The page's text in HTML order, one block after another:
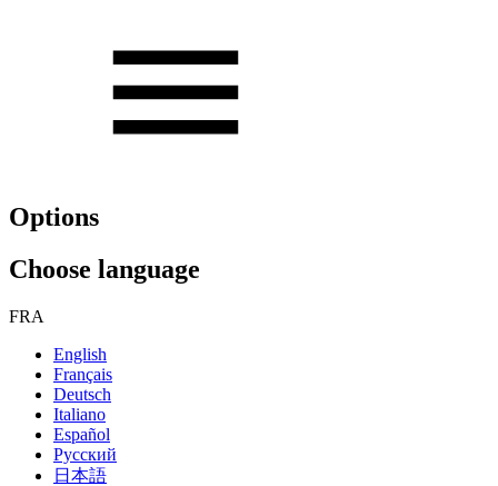
Options
Choose language
FRA
English
Français
Deutsch
Italiano
Español
Русский
日本語